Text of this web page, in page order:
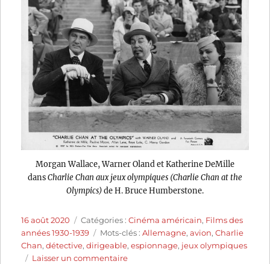
Morgan Wallace, Warner Oland et Katherine DeMille
dansCharlie Chan aux jeux olympiques (Charlie Chan at the
Olympics)de H. Bruce Humberstone.
Publié
le
16 août 2020 Catégories
Catégories :Cinéma américain, Films des
années 1930-1939
Étiquettes
Mots-clés :Allemagne,avion,Charlie
Chan,détective,dirigeable,espionnage, jeux olympiques
Laisser un commentairesur